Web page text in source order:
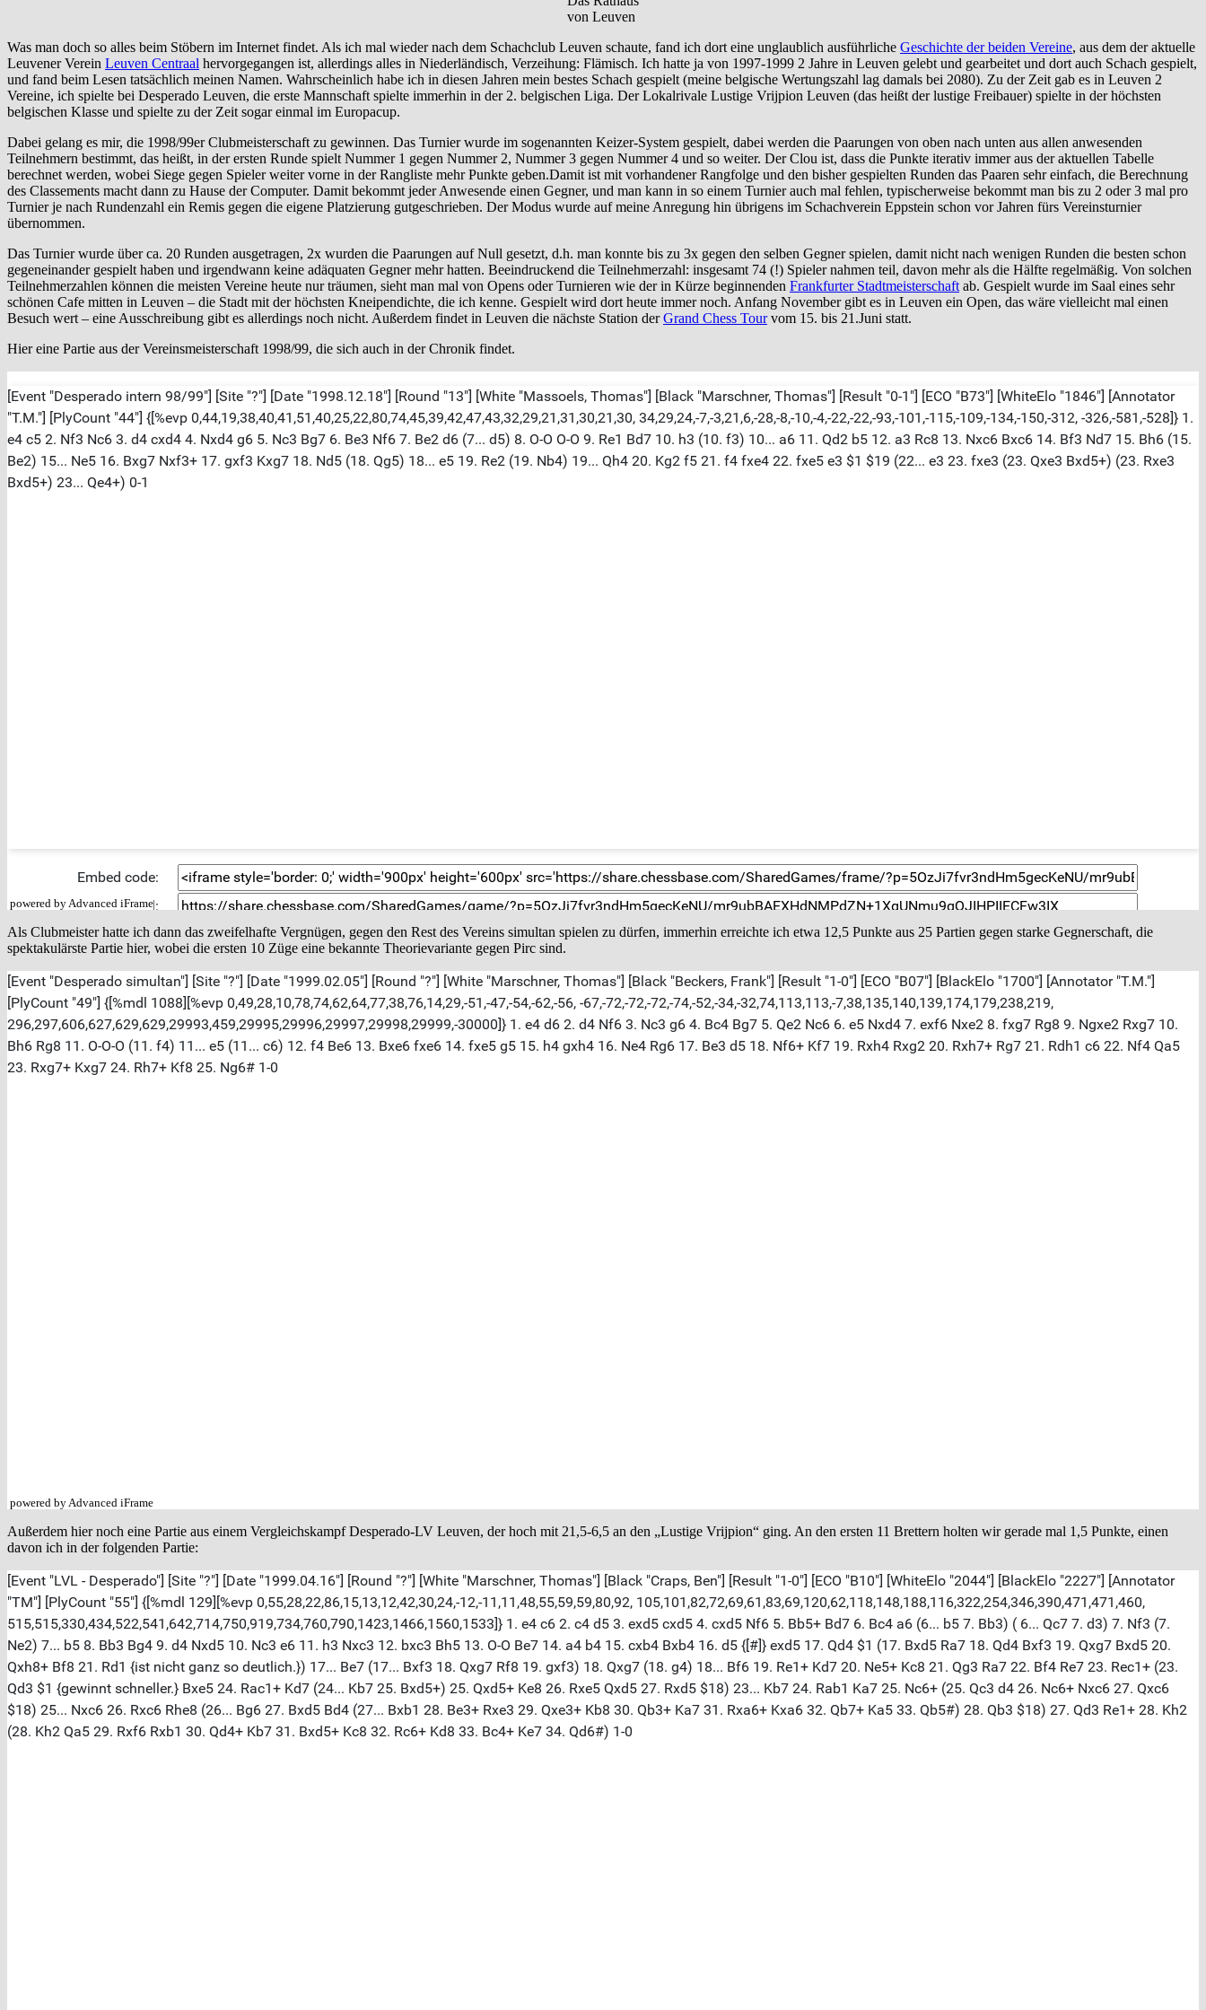
von Leuven
Was man doch so alles beim Stöbern im Internet findet. Als ich mal wieder nach dem Schachclub Leuven schaute, fand ich dort eine unglaublich ausführliche Geschichte der beiden Vereine, aus dem der aktuelle
Leuvener Verein Leuven Centraal hervorgegangen ist, allerdings alles in Niederländisch, Verzeihung: Flämisch. Ich hatte ja von 1997-1999 2 Jahre in Leuven gelebt und gearbeitet und dort auch Schach gespielt,
und fand beim Lesen tatsächlich meinen Namen. Wahrscheinlich habe ich in diesen Jahren mein bestes Schach gespielt (meine belgische Wertungszahl lag damals bei 2080). Zu der Zeit gab es in Leuven 2
Vereine, ich spielte bei Desperado Leuven, die erste Mannschaft spielte immerhin in der 2. belgischen Liga. Der Lokalrivale Lustige Vrijpion Leuven (das heißt der lustige Freibauer) spielte in der höchsten
belgischen Klasse und spielte zu der Zeit sogar einmal im Europacup.
Dabei gelang es mir, die 1998/99er Clubmeisterschaft zu gewinnen. Das Turnier wurde im sogenannten Keizer-System gespielt, dabei werden die Paarungen von oben nach unten aus allen anwesenden
Teilnehmern bestimmt, das heißt, in der ersten Runde spielt Nummer 1 gegen Nummer 2, Nummer 3 gegen Nummer 4 und so weiter. Der Clou ist, dass die Punkte iterativ immer aus der aktuellen Tabelle
berechnet werden, wobei Siege gegen Spieler weiter vorne in der Rangliste mehr Punkte geben.Damit ist mit vorhandener Rangfolge und den bisher gespielten Runden das Paaren sehr einfach, die Berechnung
des Classements macht dann zu Hause der Computer. Damit bekommt jeder Anwesende einen Gegner, und man kann in so einem Turnier auch mal fehlen, typischerweise bekommt man bis zu 2 oder 3 mal pro
Turnier je nach Rundenzahl ein Remis gegen die eigene Platzierung gutgeschrieben. Der Modus wurde auf meine Anregung hin übrigens im Schachverein Eppstein schon vor Jahren fürs Vereinsturnier
übernommen.
Das Turnier wurde über ca. 20 Runden ausgetragen, 2x wurden die Paarungen auf Null gesetzt, d.h. man konnte bis zu 3x gegen den selben Gegner spielen, damit nicht nach wenigen Runden die besten schon
gegeneinander gespielt haben und irgendwann keine adäquaten Gegner mehr hatten. Beeindruckend die Teilnehmerzahl: insgesamt 74 (!) Spieler nahmen teil, davon mehr als die Hälfte regelmäßig. Von solchen
Teilnehmerzahlen können die meisten Vereine heute nur träumen, sieht man mal von Opens oder Turnieren wie der in Kürze beginnenden Frankfurter Stadtmeisterschaft ab. Gespielt wurde im Saal eines sehr
schönen Cafe mitten in Leuven – die Stadt mit der höchsten Kneipendichte, die ich kenne. Gespielt wird dort heute immer noch. Anfang November gibt es in Leuven ein Open, das wäre vielleicht mal einen
Besuch wert – eine Ausschreibung gibt es allerdings noch nicht. Außerdem findet in Leuven die nächste Station derGrand Chess Tourvom 15. bis 21.Juni statt.
Hier eine Partie aus der Vereinsmeisterschaft 1998/99, die sich auch in der Chronik findet.
powered by Advanced iFrame
Als Clubmeister hatte ich dann das zweifelhafte Vergnügen, gegen den Rest des Vereins simultan spielen zu dürfen, immerhin erreichte ich etwa 12,5 Punkte aus 25 Partien gegen starke Gegnerschaft, die
spektakulärste Partie hier, wobei die ersten 10 Züge eine bekannte Theorievariante gegen Pirc sind.
powered by Advanced iFrame
Außerdem hier noch eine Partie aus einem Vergleichskampf Desperado-LV Leuven, der hoch mit 21,5-6,5 an den „Lustige Vrijpion“ ging. An den ersten 11 Brettern holten wir gerade mal 1,5 Punkte, einen
davon ich in der folgenden Partie: